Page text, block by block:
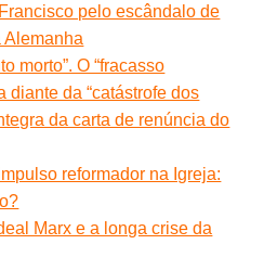
pelo escândalo de
Alemanha
morto”. O “fracasso
diante da “catástrofe dos
da carta de renúncia do
reformador na Igreja:
Marx e a longa crise da